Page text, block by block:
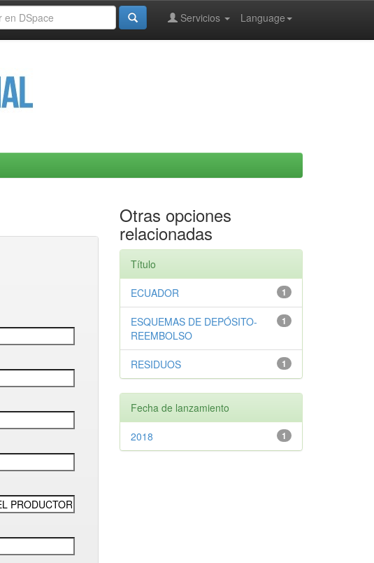
Language
Servicios
Otras opciones
relacionadas
Título
1
ECUADOR
1
ESQUEMAS DE DEPÓSITO-
REEMBOLSO
1
RESIDUOS
Fecha de lanzamiento
1
2018